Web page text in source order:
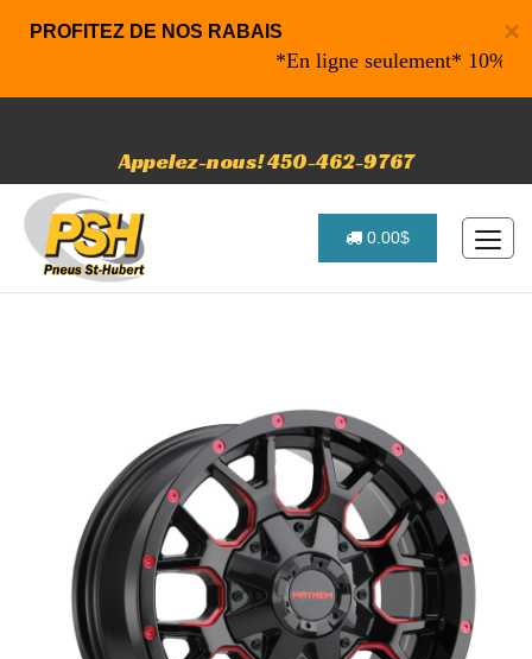
×
PROFITEZ DE NOS RABAIS
*En ligne seulement* 10% de
Appelez-nous! 450-462-9767
0.00$